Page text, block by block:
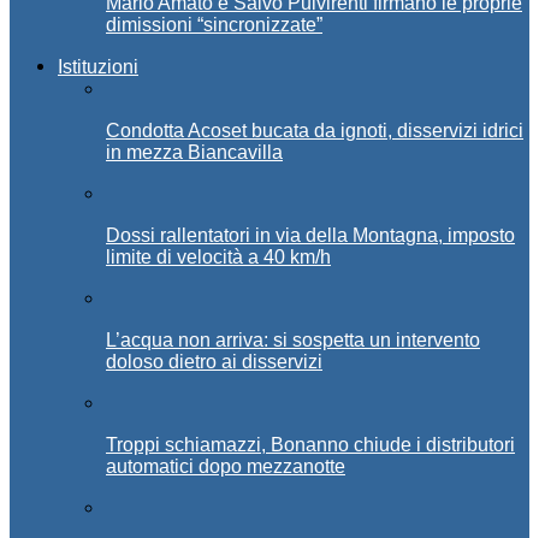
dimissioni “sincronizzate”
Istituzioni
Condotta Acoset bucata da ignoti, disservizi idrici
in mezza Biancavilla
Dossi rallentatori in via della Montagna, imposto
limite di velocità a 40 km/h
L’acqua non arriva: si sospetta un intervento
doloso dietro ai disservizi
Troppi schiamazzi, Bonanno chiude i distributori
automatici dopo mezzanotte